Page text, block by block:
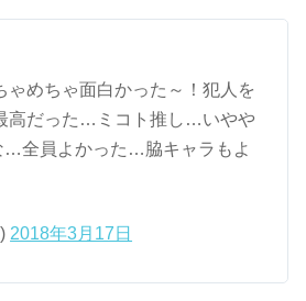
ゃめちゃ面白かった～！犯人を
高だった…ミコト推し…いやや
…全員よかった…脇キャラもよ
2018年3月17日